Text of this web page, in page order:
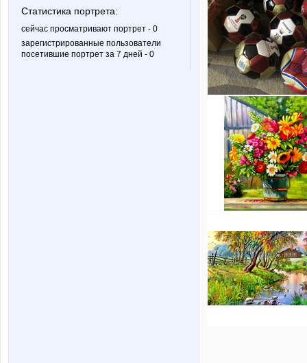
Статистика портрета:
сейчас просматривают портрет - 0
зарегистрированные пользователи
посетившие портрет за 7 дней - 0